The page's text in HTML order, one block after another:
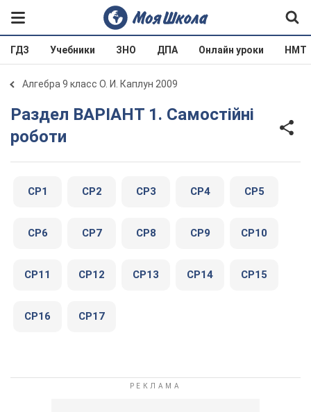
ГДЗ Учебники ЗНО ДПА Онлайн уроки НМТ
Алгебра 9 класс О. И. Каплун 2009
Раздел ВАРІАНТ 1. Самостійні
роботи
СР1 СР2 СР3 СР4 СР5
СР6 СР7 СР8 СР9 СР10
СР11 СР12 СР13 СР14 СР15
СР16 СР17